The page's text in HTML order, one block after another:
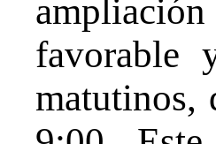
favorable
matutinos,